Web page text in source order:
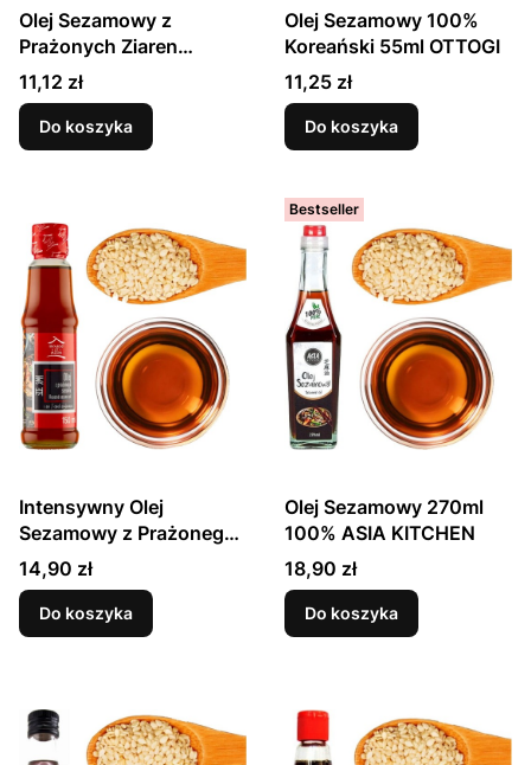
Olej Sezamowy z
Prażonych Ziaren
Sezamu Do Zup i Potraw
150ml SAKURA
Cena
11,12 zł
Do koszyka
Olej Sezamowy 100%
Koreański 55ml OTTOGI
Cena
11,25 zł
Do koszyka
Intensywny Olej
Sezamowy z Prażonego
Sezamu Do Potraw Zup i
Sałatek 150ml HOUSE OF
ASIA
Cena
14,90 zł
Do koszyka
Bestseller
Olej Sezamowy 270ml
100% ASIA KITCHEN
Cena
18,90 zł
Do koszyka